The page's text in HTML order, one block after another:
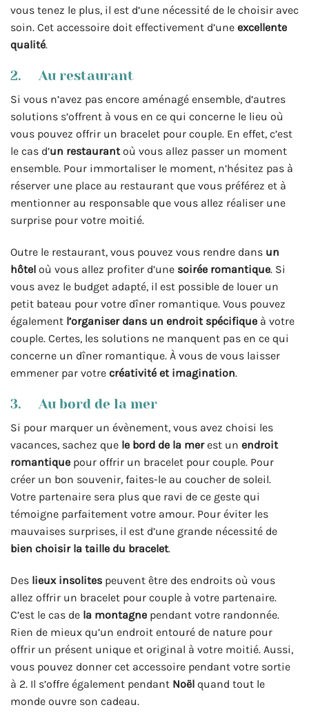
vous tenez le plus, il est d’une nécessité de le choisir avec
soin. Cet accessoire doit effectivement d’une excellente
qualité.
2. Au restaurant
Si vous n’avez pas encore aménagé ensemble, d’autres
solutions s’offrent à vous en ce qui concerne le lieu où
vous pouvez offrir un bracelet pour couple. En effet, c’est
le cas d’un restaurantoù vous allez passer un moment
ensemble. Pour immortaliser le moment, n’hésitez pas à
réserver une place au restaurant que vous préférez et à
mentionner au responsable que vous allez réaliser une
surprise pour votre moitié.
Outre le restaurant, vous pouvez vous rendre dans un
hôtel où vous allez profiter d’une soirée romantique. Si
vous avez le budget adapté, il est possible de louer un
petit bateau pour votre dîner romantique. Vous pouvez
également l’organiser dans un endroit spécifique à votre
couple. Certes, les solutions ne manquent pas en ce qui
concerne un dîner romantique. À vous de vous laisser
emmener par votre créativité et imagination.
3. Au bord de la mer
Si pour marquer un évènement, vous avez choisi les
vacances, sachez que le bord de la merest un endroit
romantique pour offrir un bracelet pour couple. Pour
créer un bon souvenir, faites-le au coucher de soleil.
Votre partenaire sera plus que ravi de ce geste qui
témoigne parfaitement votre amour. Pour éviter les
mauvaises surprises, il est d’une grande nécessité de
bien choisir la taille du bracelet.
Des lieux insolites peuvent être des endroits où vous
allez offrir un bracelet pour couple à votre partenaire.
C’est le cas de la montagne pendant votre randonnée.
Rien de mieux qu’un endroit entouré de nature pour
offrir un présent unique et original à votre moitié. Aussi,
vous pouvez donner cet accessoire pendant votre sortie
à 2. Il s’offre également pendant Noël quand tout le
monde ouvre son cadeau.